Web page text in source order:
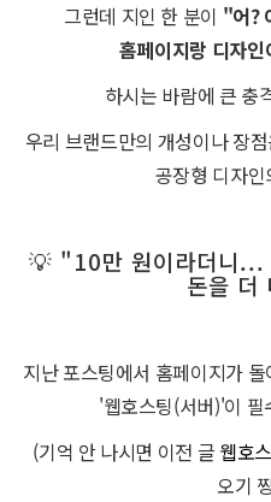
그런데 지인 한 분이 "어?
홈페이지랑 디자
하시는 바람에 큰 충
우리 브랜드만의 개성이나 장
공장형 디자
💡 "10만 원이라더니...
돈을 더
지난 포스팅에서 홈페이지가
'웹호스팅(서버)'이
(기억 안 나시면 이전 글 웹호
오기